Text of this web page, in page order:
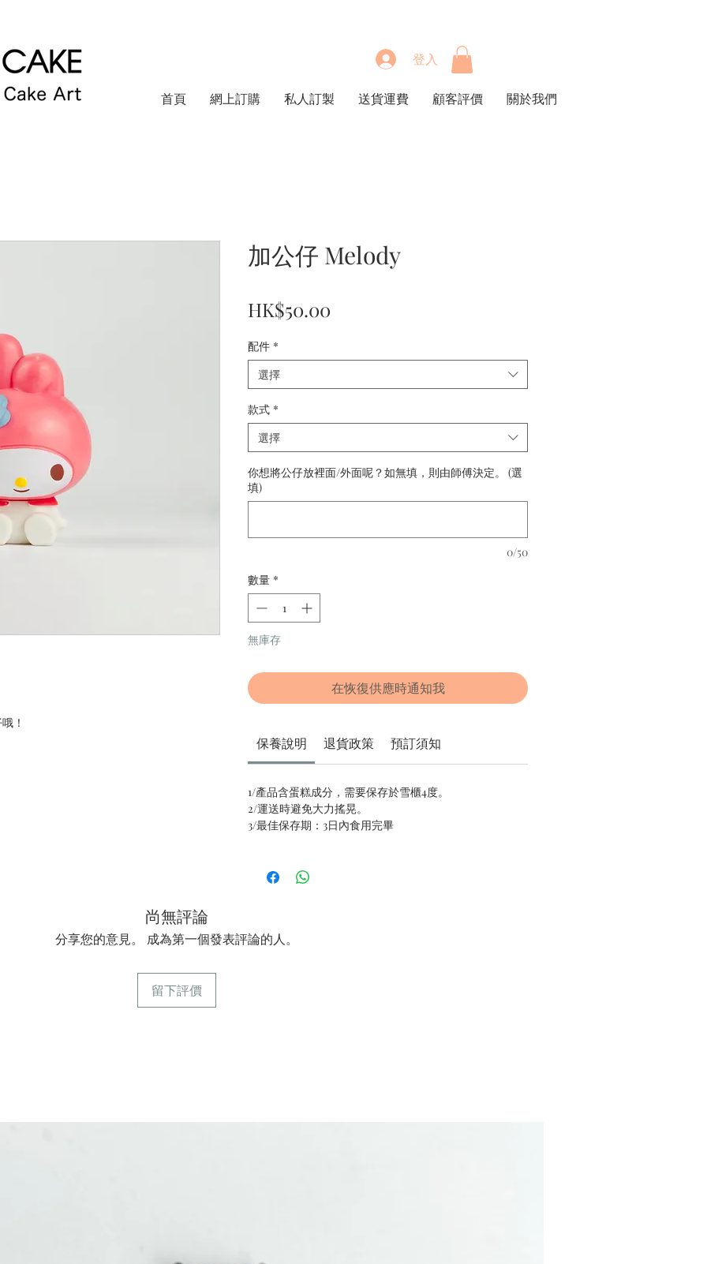
登入
首頁 網上訂購 私人訂製 送貨運費 顧客評價 關於我們
！
加公仔 Melody
HK$50.00
配件 *
選擇
款式 *
選擇
你想將公仔放裡面/外面呢？如無填，則由師傅決定。 (選
填)
0/50
數量 *
無庫存
在恢復供應時通知我
保養說明 退貨政策 預訂須知
1/產品含蛋糕成分，需要保存於雪櫃4度。
2/運送時避免大力搖晃。
3/最佳保存期：3日內食用完畢
尚無評論
分享您的意見。 成為第一個發表評論的人。
留下評價